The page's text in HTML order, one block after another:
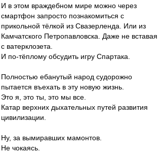
И в этом враждебном мире можно через
смартфон запросто познакомиться с
прикольной тёлкой из Свазерленда. Или из
Камчатского Петропавловска. Даже не вставая
с ватерклозета.
И по-тёплому обсудить игру Спартака.
Полностью ебанутый народ судорожно
пытается въехать в эту новую жизнь.
Это я, это ты, это мы все.
Катар верхних дыхательных путей развития
цивилизации.
Ну, за вымиравших мамонтов.
Не чокаясь.